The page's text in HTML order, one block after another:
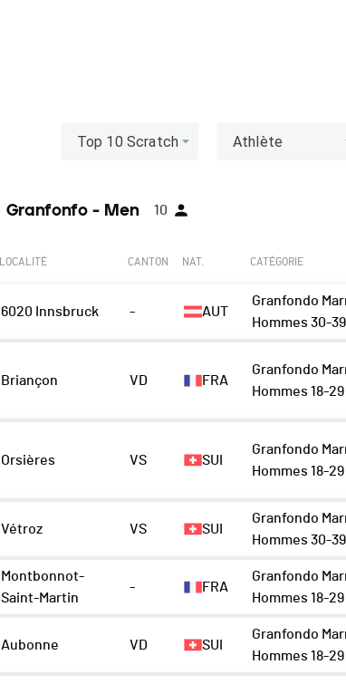
Top 10 Scratch Athlète
Granfonfo - Men 10
LOCALITÉ CANTON NAT. CATÉGORIE
6020 Innsbruck - AUT
Granfondo
Hommes 30-
Briançon VD FRA
Granfondo
Hommes 18-
Orsières VS SUI
Granfondo
Hommes 18-
Vétroz VS SUI
Granfondo
Hommes 30-
Montbonnot-
Saint-Martin
- FRA
Granfondo
Hommes 18-
Aubonne VD SUI
Granfondo
Hommes 18-